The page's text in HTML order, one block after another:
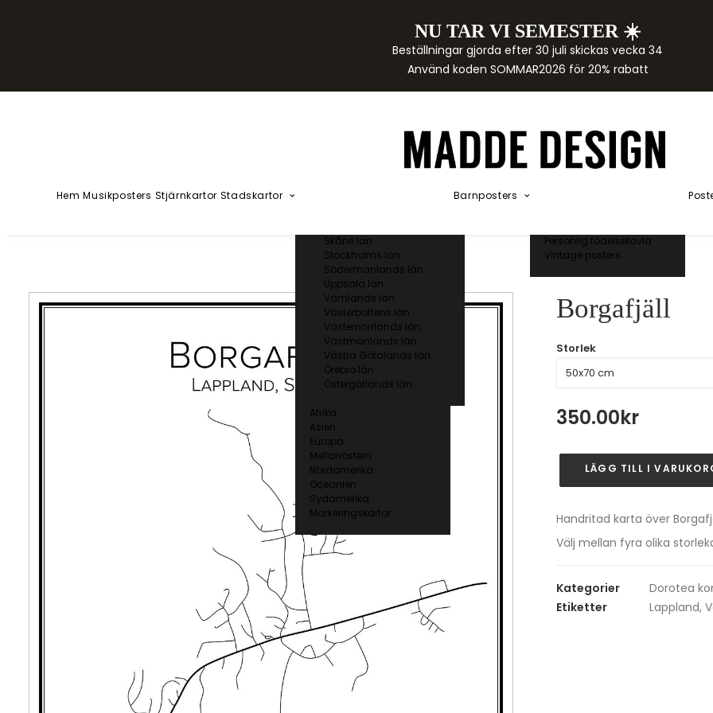
NU TAR VI SEMESTER ☀️
Beställningar gjorda efter 30 juli skickas vecka 34
Använd koden SOMMAR2026 för 20% rabatt
Hem Musikposters Stjärnkartor Stadskartor
Skåne län
Stockholms län
Södermanlands län
Uppsala län
Vämlands län
Västerbottens län
Västernorrlands län
Västmanlands län
Västra Götalands län
Örebro län
Östergötlands län
Afrika
Asien
Europa
Mellanöstern
Nordamerika
Oceanien
Sydamerika
Markeringskartor
Barnposters
Akvarellposters
Personlig födelsetavla
Vintage posters
Borgafjäll
Storlek
350.00kr
Borgafjäll
mängd
LÄGG TILL I
Handritad karta över
Välj mellan fyra olika
Kategorier Dorotea
Etiketter
Lappland,